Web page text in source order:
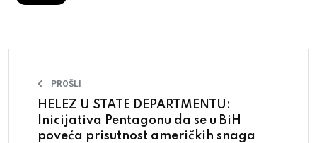
PROŠLI
HELEZ U STATE DEPARTMENTU:
Inicijativa Pentagonu da se u BiH
poveća prisutnost američkih snaga